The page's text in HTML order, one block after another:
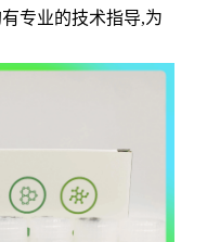
专业的技术指导,为